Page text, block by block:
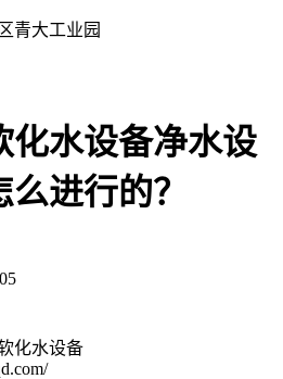
青大工业园
化水设备净水设
进行的？
化水设备